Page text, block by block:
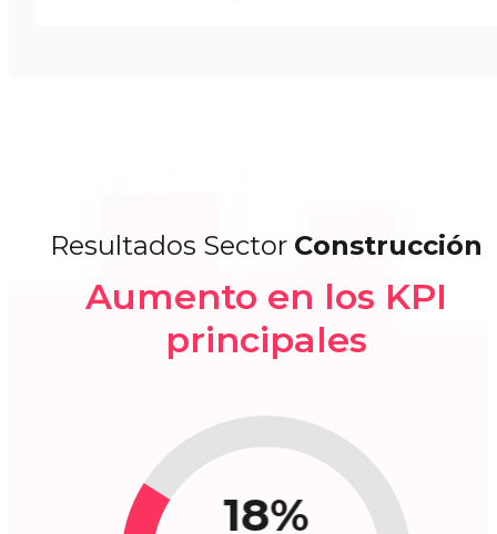
Resultados Sector Construcción
Aumento en los KPI
principales
18%